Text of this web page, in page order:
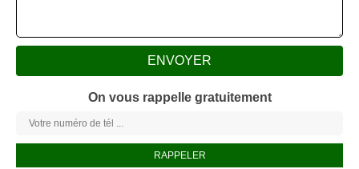
On vous rappelle gratuitement